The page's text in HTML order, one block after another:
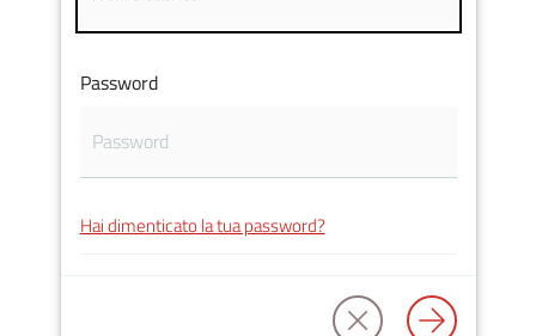
5x1000
Password
Hai dimenticato la tua password?